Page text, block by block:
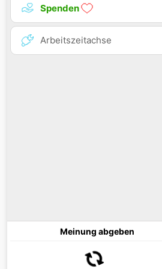
Spenden
Arbeitszeitachse
Meinung abgeben